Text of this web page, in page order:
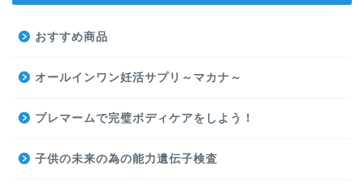
おすすめ商品
オールインワン妊活サプリ～マカナ～
プレマームで完璧ボディケアをしよう！
子供の未来の為の能力遺伝子検査